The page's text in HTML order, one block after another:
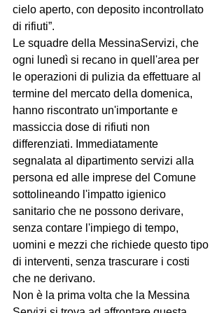
cielo aperto, con deposito incontrollato
di rifiuti”.
Le squadre della MessinaServizi, che
ogni lunedì si recano in quell'area per
le operazioni di pulizia da effettuare al
termine del mercato della domenica,
hanno riscontrato un'importante e
massiccia dose di rifiuti non
differenziati. Immediatamente
segnalata al dipartimento servizi alla
persona ed alle imprese del Comune
sottolineando l'impatto igienico
sanitario che ne possono derivare,
senza contare l'impiego di tempo,
uomini e mezzi che richiede questo tipo
di interventi, senza trascurare i costi
che ne derivano.
Non è la prima volta che la Messina